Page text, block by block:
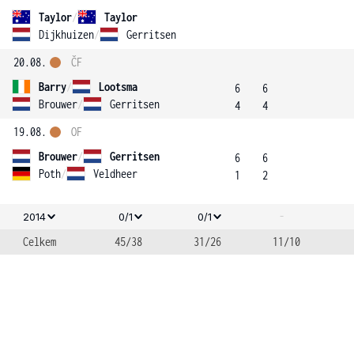
Taylor/
Taylor
Dijkhuizen/ Gerritsen
20.08.
Barry/
Lootsma
Brouwer/ Gerritsen
ČF
6
4
6
4
19.08.
Brouwer/
Gerritsen
Poth/ Veldheer
OF
6
1
6
2
2014 0/1 0/1
-
Celkem
45/38 31/26 11/10